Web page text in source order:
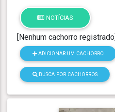
NOTÍCIAS
[Nenhum cachorro registrado]
ADICIONAR UM CACHORRO
BUSCA POR CACHORROS